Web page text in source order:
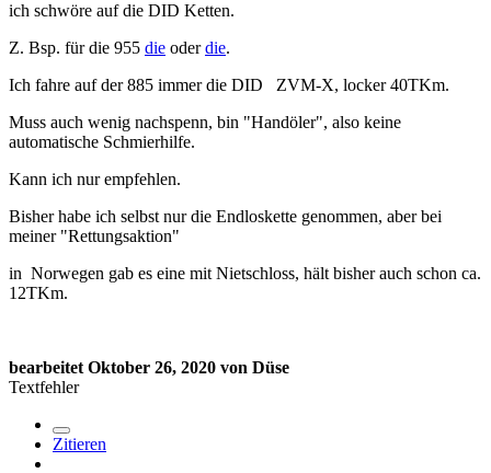
ich schwöre auf die DID Ketten.
Z. Bsp. für die 955 die oderdie.
Ich fahre auf der 885 immer die DID ZVM-X, locker 40TKm.
Muss auch wenig nachspenn, bin "Handöler", also keine
automatische Schmierhilfe.
Kann ich nur empfehlen.
Bisher habe ich selbst nur die Endloskette genommen, aber bei
meiner "Rettungsaktion"
in Norwegen gab es eine mit Nietschloss, hält bisher auch schon ca.
12TKm.
bearbeitet Oktober 26, 2020 von Düse
Textfehler
Zitieren